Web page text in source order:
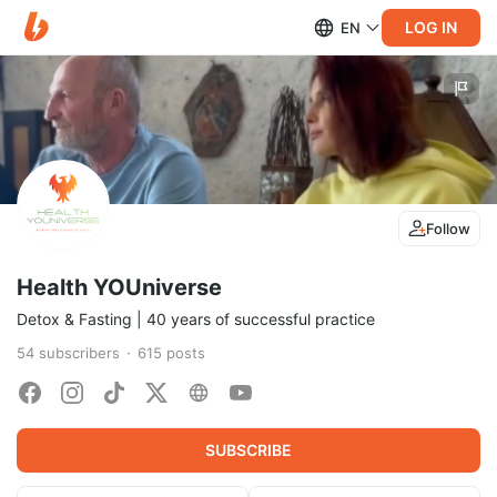
EN LOG IN
Follow
Health YOUniverse
Detox & Fasting | 40 years of successful practice
54 subscribers 615 posts
SUBSCRIBE